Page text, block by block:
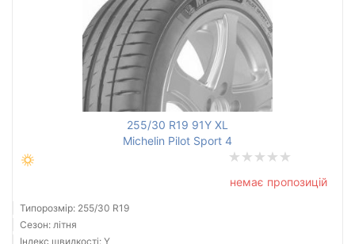
255/30 R19 91Y XL
Michelin Pilot Sport 4
немає пропозицій
Типорозмір: 255/30 R19
Сезон: літня
Індекс швидкості: Y